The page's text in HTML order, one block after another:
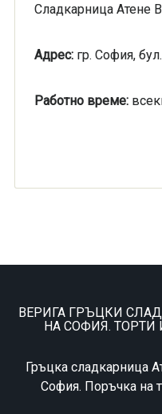
Сладкарница Атене
Адрес:гр. София,
Работно време:
ВЕРИГА ГРЪЦКИ
НА СОФИЯ.
Гръцка сладкарница
София. Поръчка на